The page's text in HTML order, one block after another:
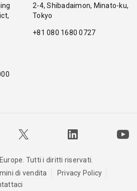
2-4, Shibadaimon, Minato-ku,
Tokyo
+81 080 1680 0727
Tutti i diritti riservati.
di vendita
Privacy Policy